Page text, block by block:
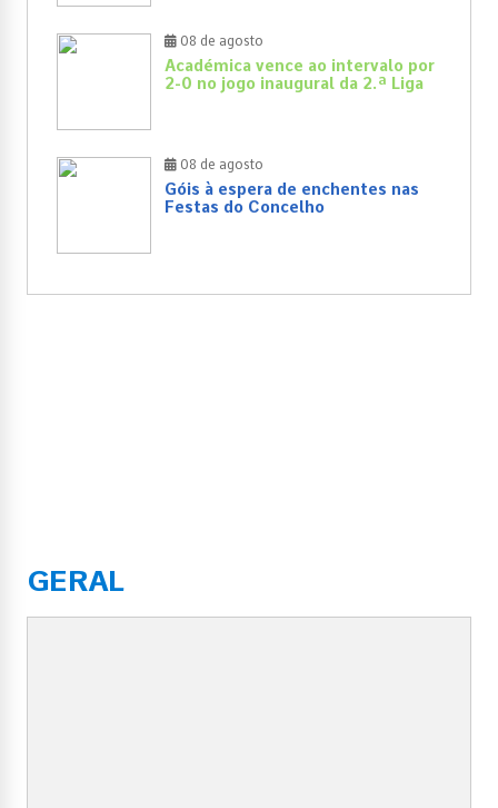
08 de agosto
Académica vence ao intervalo por
2-0 no jogo inaugural da 2.ª Liga
08 de agosto
Góis à espera de enchentes nas
Festas do Concelho
GERAL